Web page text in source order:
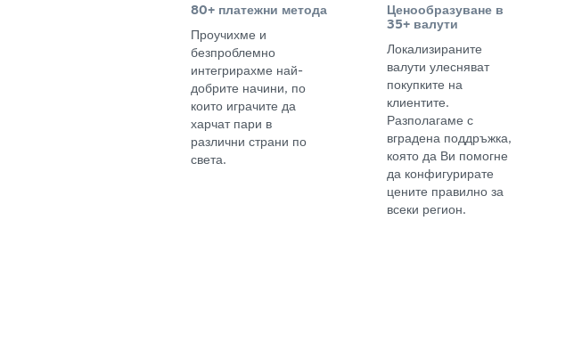
80+ платежни метода
Проучихме и
безпроблемно
интегрирахме най-
добрите начини, по
които играчите да
харчат пари в
различни страни по
света.
Ценообразуване в
35+ валути
Локализираните
валути улесняват
покупките на
клиентите.
Разполагаме с
вградена поддръжка,
която да Ви помогне
да конфигурирате
цените правилно за
всеки регион.